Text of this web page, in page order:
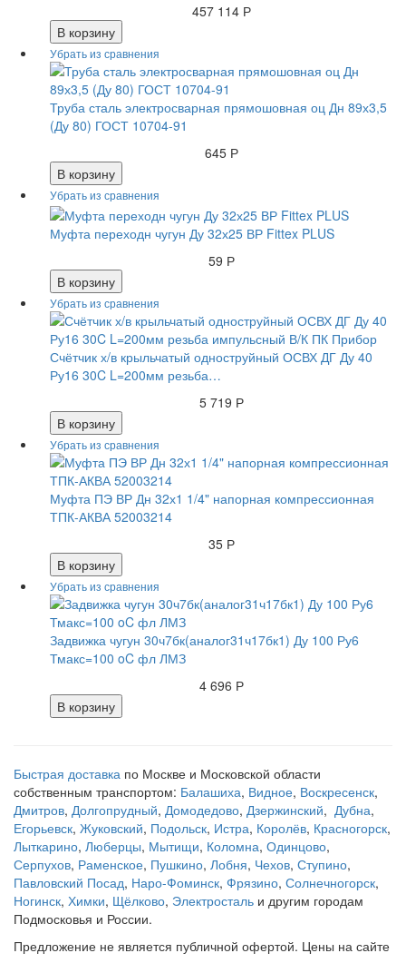
457 114 Р
В корзину
Труба сталь электросварная прямошовная оц Дн 89х3,5
(Ду 80) ГОСТ 10704-91
645 Р
В корзину
Муфта переходн чугун Ду 32х25 ВР Fittex PLUS
59 Р
В корзину
Счётчик х/в крыльчатый одноструйный ОСВХ ДГ Ду 40
Ру16 30C L=200мм резьба…
5 719 Р
В корзину
Муфта ПЭ ВР Дн 32х1 1/4" напорная компрессионная
ТПК-АКВА 52003214
35 Р
В корзину
Задвижка чугун 30ч7бк(аналог31ч17бк1) Ду 100 Ру6
Тмакс=100 oC фл ЛМЗ
4 696 Р
В корзину
Быстрая доставка по Москве и Московской области
собственным транспортом: Балашиха, Видное, Воскресенск,
Дмитров, Долгопрудный, Домодедово, Дзержинский, Дубна,
Егорьевск, Жуковский, Подольск, Истра, Королёв, Красногорск,
Лыткарино, Люберцы, Мытищи, Коломна, Одинцово,
Серпухов, Раменское, Пушкино, Лобня, Чехов, Ступино,
Павловский Посад, Наро-Фоминск, Фрязино, Солнечногорск,
Ногинск, Химки, Щёлково, Электросталь и другим городам
Подмосковья и России.
Предложение не является публичной офертой. Цены на сайте